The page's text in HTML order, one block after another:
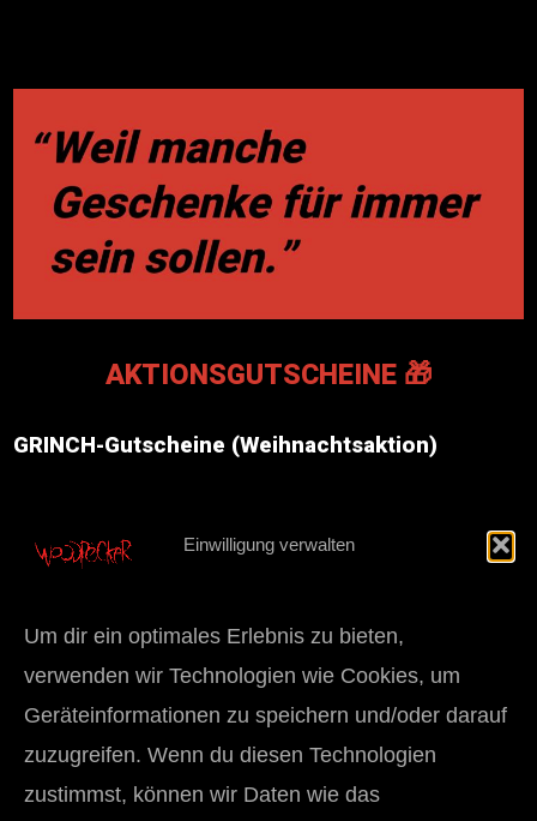
Einwilligung verwalten
Um dir ein optimales Erlebnis zu bieten,
verwenden wir Technologien wie Cookies, um
Geräteinformationen zu speichern und/oder darauf
zuzugreifen. Wenn du diesen Technologien
zustimmst, können wir Daten wie das
AKTIONSGUTSCHEINE 🎁
GRINCH-Gutscheine (Weihnachtsaktion)
Bei diesen Gutscheinen wird ein Mehrwert von +20 % auf den
Kaufbetrag gewährt.
100 € Gutschein = 120 € Einlösewert
GRINCH-Gutscheine sind durch einen speziellen Grinch-
Sticker auf dem Gutschein erkennbar.
Die Aktion ist ausschließlich im Dezember eines Jahres
erhältlich, die ausgestellten Gutscheine sind das ganze Jahr